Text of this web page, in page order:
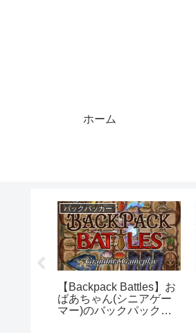
ホーム
マイル
ライダーズカフェ55マ
イル／熊本県球磨から常
連さん❣️